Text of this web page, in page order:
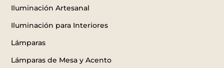
Iluminación Artesanal
Iluminación para Interiores
Lámparas
Lámparas de Mesa y Acento